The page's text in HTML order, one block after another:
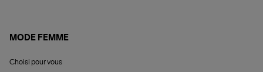
MODE FEMME
Choisi pour vous